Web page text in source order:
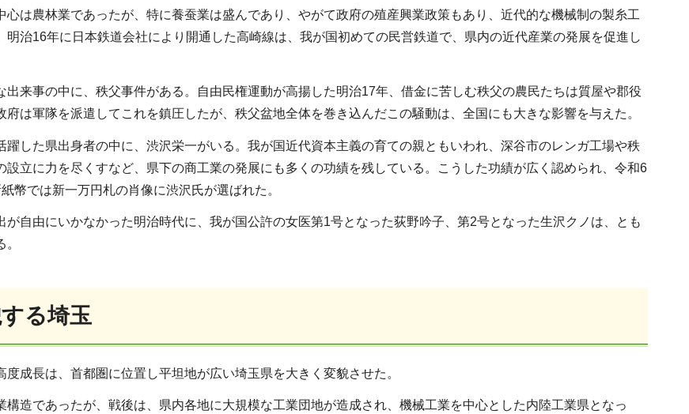
心は農林業であったが、特に養蚕業は盛んであり、やがて政府の殖産興業政策もあり、近代的な機械制の製糸工
明治16年に日本鉄道会社により開通した高崎線は、我が国初めての民営鉄道で、県内の近代産業の発展を促進し
出来事の中に、秩父事件がある。自由民権運動が高揚した明治17年、借金に苦しむ秩父の農民たちは質屋や郡役
府は軍隊を派遣してこれを鎮圧したが、秩父盆地全体を巻き込んだこの騒動は、全国にも大きな影響を与えた。
躍した県出身者の中に、渋沢栄一がいる。我が国近代資本主義の育ての親ともいわれ、深谷市のレンガ工場や秩
設立に力を尽くすなど、県下の商工業の発展にも多くの功績を残している。こうした功績が広く認められ、令和6
幣では新一万円札の肖像に渋沢氏が選ばれた。
が自由にいかなかった明治時代に、我が国公許の女医第1号となった荻野吟子、第2号となった生沢クノは、とも
する埼玉
度成長は、首都圏に位置し平坦地が広い埼玉県を大きく変貌させた。
構造であったが、戦後は、県内各地に大規模な工業団地が造成され、機械工業を中心とした内陸工業県となっ